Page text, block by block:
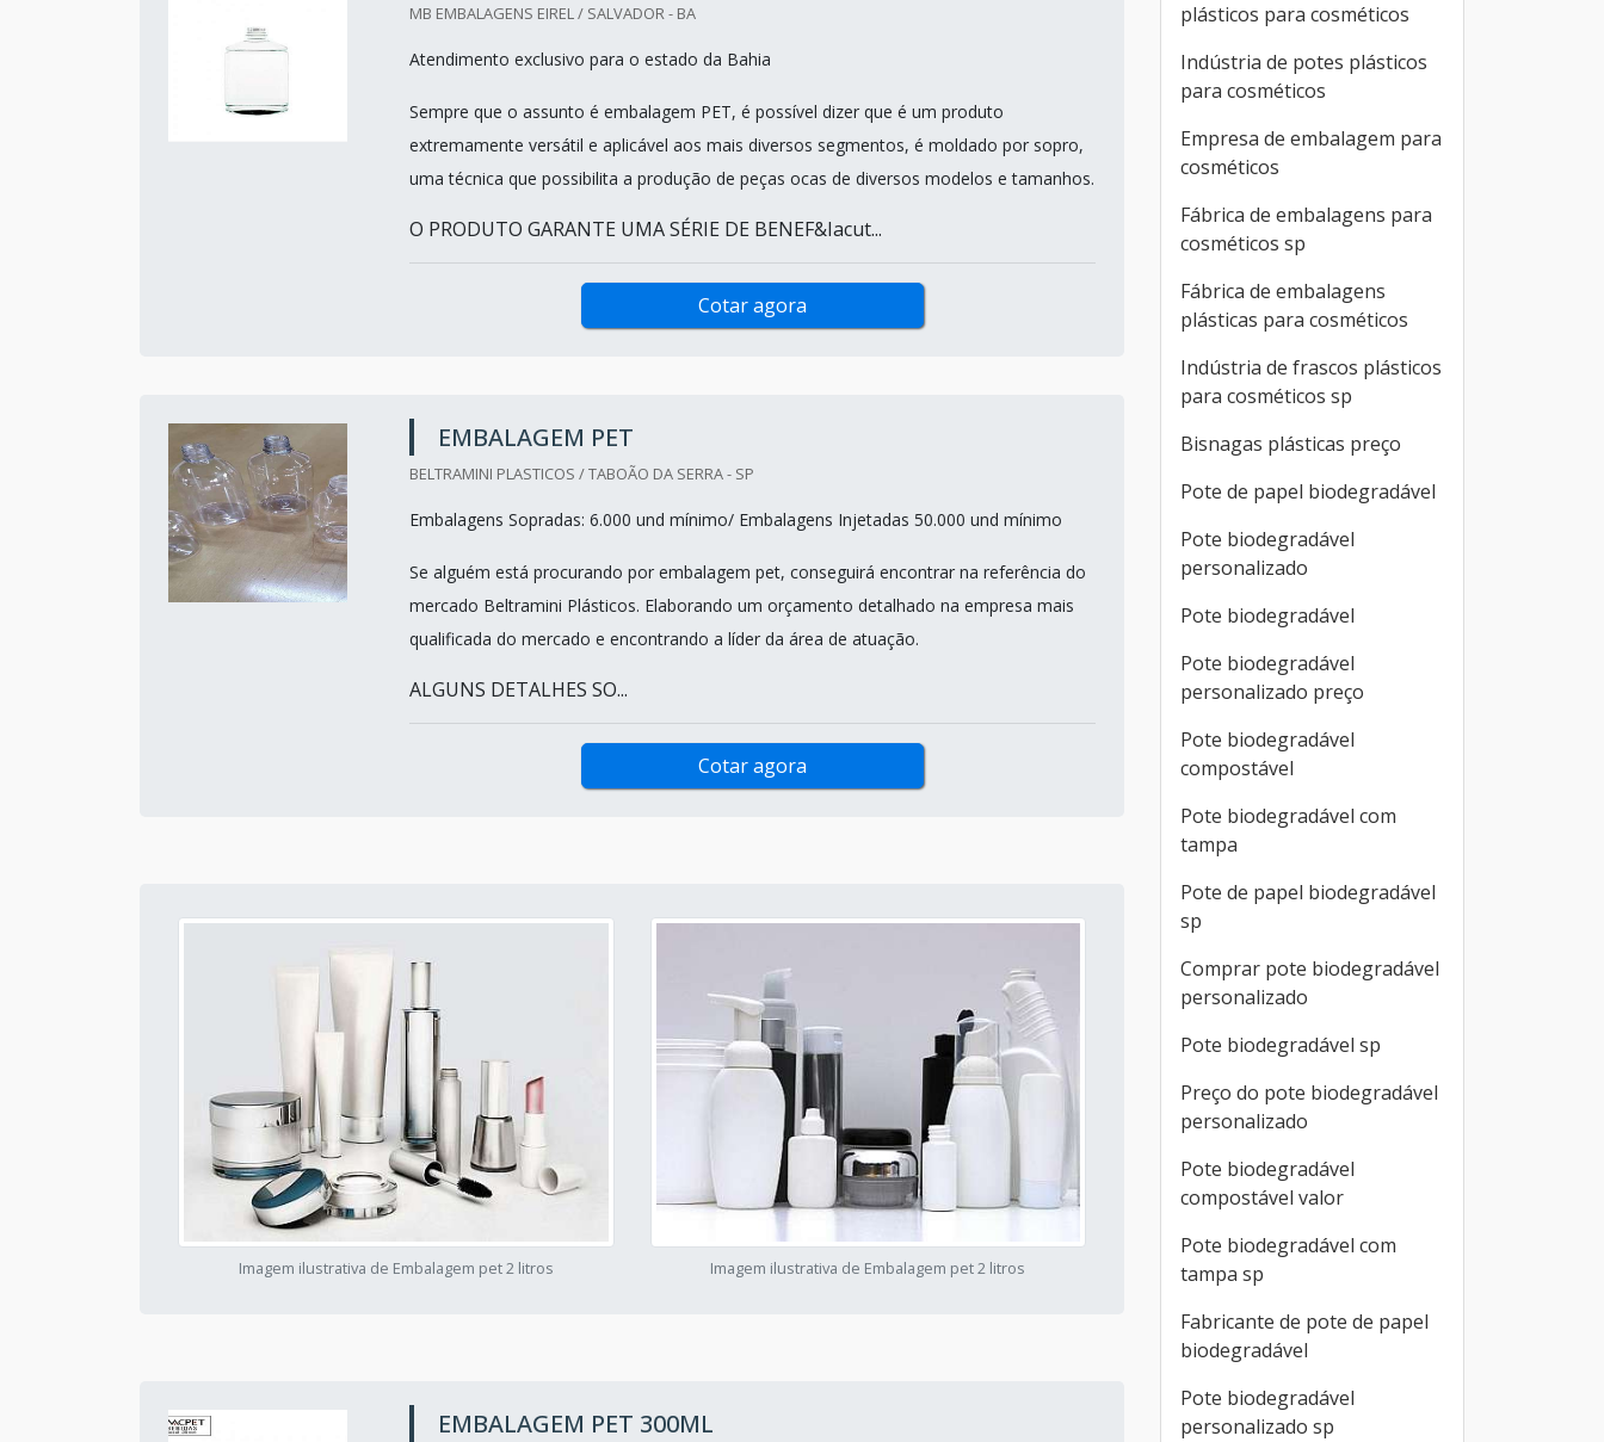
MB EMBALAGENS EIREL / SALVADOR - BA
Atendimento exclusivo para o estado da Bahia
Sempre que o assunto é embalagem PET, é possível dizer que é um produto
extremamente versátil e aplicável aos mais diversos segmentos, é moldado por sopro,
uma técnica que possibilita a produção de peças ocas de diversos modelos e tamanhos.
O PRODUTO GARANTE UMA SÉRIE DE BENEF&Iacut...
Cotar agora
EMBALAGEM PET
BELTRAMINI PLASTICOS / TABOÃO DA SERRA - SP
Embalagens Sopradas: 6.000 und mínimo/ Embalagens Injetadas 50.000 und mínimo
Se alguém está procurando por embalagem pet, conseguirá encontrar na referência do
mercado Beltramini Plásticos. Elaborando um orçamento detalhado na empresa mais
qualificada do mercado e encontrando a líder da área de atuação.
ALGUNS DETALHES SO...
Cotar agora
Imagem ilustrativa de Embalagem pet 2 litros Imagem ilustrativa de Embalagem pet 2 litros
EMBALAGEM PET 300ML
plásticos para cosméticos
Indústria de potes plásticos
para cosméticos
Empresa de embalagem para
cosméticos
Fábrica de embalagens para
cosméticos sp
Fábrica de embalagens
plásticas para cosméticos
Indústria de frascos plásticos
para cosméticos sp
Bisnagas plásticas preço
Pote de papel biodegradável
Pote biodegradável
personalizado
Pote biodegradável
Pote biodegradável
personalizado preço
Pote biodegradável
compostável
Pote biodegradável com
tampa
Pote de papel biodegradável
sp
Comprar pote biodegradável
personalizado
Pote biodegradável sp
Preço do pote biodegradável
personalizado
Pote biodegradável
compostável valor
Pote biodegradável com
tampa sp
Fabricante de pote de papel
biodegradável
Pote biodegradável
personalizado sp